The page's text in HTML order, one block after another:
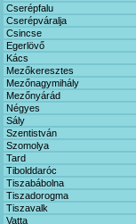
Cserépfalu
Cserépváralja
Csincse
Egerlövő
Kács
Mezőkeresztes
Mezőnagymihály
Mezőnyárád
Négyes
Sály
Szentistván
Szomolya
Tard
Tibolddaróc
Tiszabábolna
Tiszadorogma
Tiszavalk
Vatta